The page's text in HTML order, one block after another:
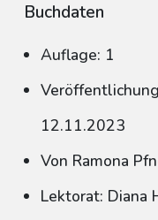
Buchdaten
Auflage: 1
12.11.2023
Von Ramona
Lektorat: Diana